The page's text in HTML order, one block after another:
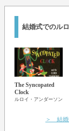
結婚式でのル
The Syncopated
Clock
ルロイ・アンダーソン
＞ 結婚